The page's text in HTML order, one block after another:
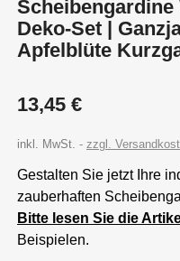
Scheibengardine
Deko-Set |
Apfelblüte
13,45 €
inkl. MwSt. zzgl.
Gestalten Sie jetzt Ihre
zauberhaften
Bitte lesen Sie die
Beispielen.